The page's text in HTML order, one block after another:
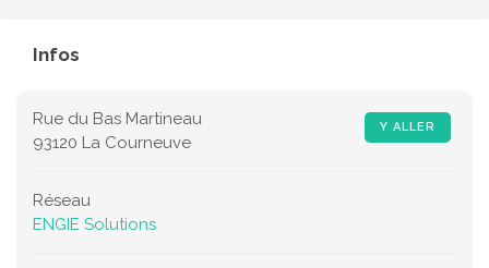
Infos
Y ALLER
Rue du Bas Martineau
93120 La Courneuve
Réseau
ENGIE Solutions